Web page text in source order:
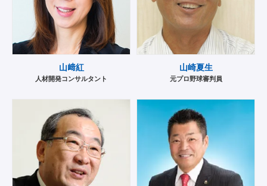
山﨑紅
人材開発コンサルタント
山崎夏生
元プロ野球審判員